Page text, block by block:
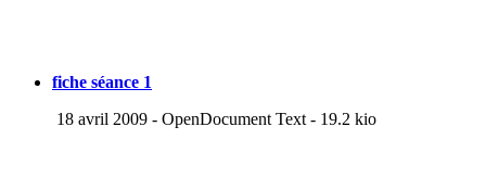
fiche séance 1
18 avril 2009 - OpenDocument Text - 19.2 kio